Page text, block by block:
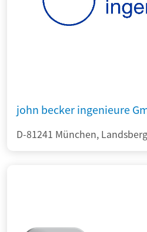
john becker ingenieure
D-81241 München,